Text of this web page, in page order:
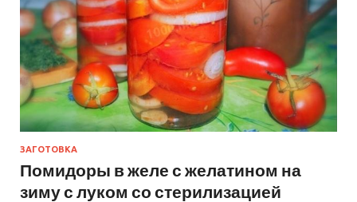
ЗАГОТОВКА
Помидоры в желе с желатином на
зиму с луком со стерилизацией